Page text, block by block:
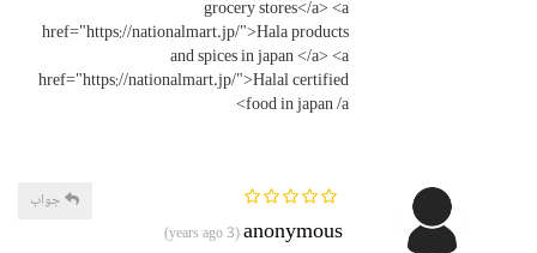
grocery stores</a> <a
href="https://nationalmart.jp/">Hala products
and spices in japan </a> <a
href="https://nationalmart.jp/">Halal certified
food in japan /a>
anonymous
(3 years ago)
جواب